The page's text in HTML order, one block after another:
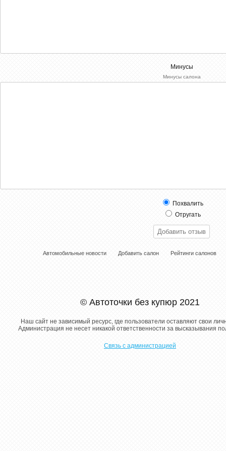
Минусы
Минусы салона
Похвалить
Отругать
Автомобильные новости Добавить салон Рейтинги салонов
© Автоточки без купюр 2021
Наш сайт не зависимый ресурс, где пользователи оставляют свои
Администрация не несет никакой ответственности за высказывания
Связь с администрацией